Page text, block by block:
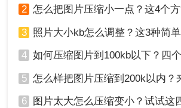
2 怎么把图片压缩小一点？这4个方法都可
3 照片大小kb怎么调整？这3种简单方
4 如何压缩图片到100kb以下？四
5 怎么样把图片压缩到200k以内？来试试这
6 图片太大怎么压缩变小？试试这